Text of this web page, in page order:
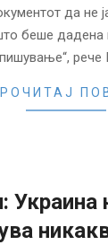
да не
беше дадена